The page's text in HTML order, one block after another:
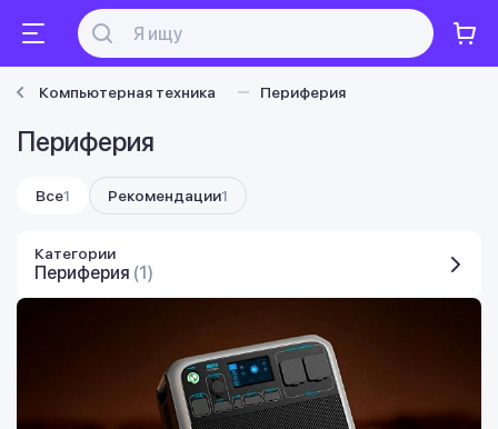
Компьютерная техника Периферия
Периферия
Все1 Рекомендации1
Категории
Периферия (1)